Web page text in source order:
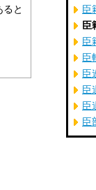
と
臣
臣
臣
臣
臣
臣
臣
臣